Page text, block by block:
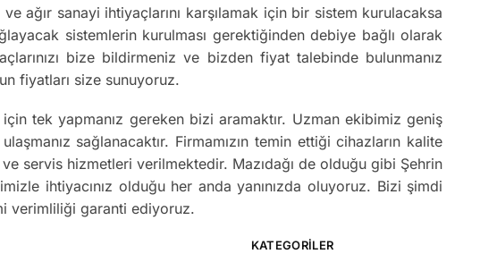
ağır sanayi ihtiyaçlarını karşılamak için bir sistem kurulacaksa
sistemlerin kurulması gerektiğinden debiye bağlı olarak
bize bildirmeniz ve bizden fiyat talebinde bulunmanız
fiyatları size sunuyoruz.
tek yapmanız gereken bizi aramaktır. Uzman ekibimiz geniş
sağlanacaktır. Firmamızın temin ettiği cihazların kalite
servis hizmetleri verilmektedir. Mazıdağı de olduğu gibi Şehrin
ihtiyacınız olduğu her anda yanınızda oluyoruz. Bizi şimdi
verimliliği garanti ediyoruz.
KATEGORILER